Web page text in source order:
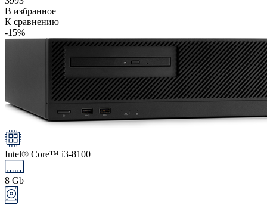
В избранное
К сравнению
-15%
Intel® Core™ i3-8100
8 Gb